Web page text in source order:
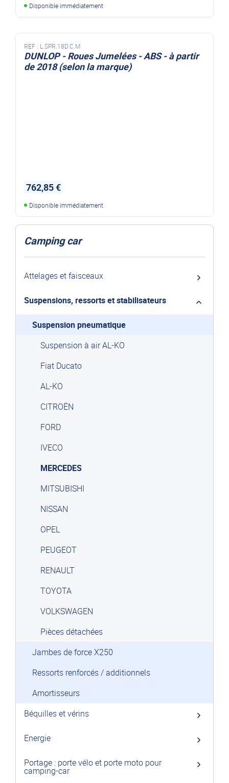
Disponible immédiatement
REF : L.SPR.18D.C.M
DUNLOP - Roues Jumelées - ABS - à partir
de 2018 (selon la marque)
762,85 €
Disponible immédiatement
Camping car
Attelages et faisceaux
Suspensions, ressorts et stabilisateurs
Suspension pneumatique
Suspension à air AL-KO
Fiat Ducato
AL-KO
CITROËN
FORD
IVECO
MERCEDES
MITSUBISHI
NISSAN
OPEL
PEUGEOT
RENAULT
TOYOTA
VOLKSWAGEN
Pièces détachées
Jambes de force X250
Ressorts renforcés / additionnels
Amortisseurs
Béquilles et vérins
Energie
Portage : porte vélo et porte moto pour
camping-car